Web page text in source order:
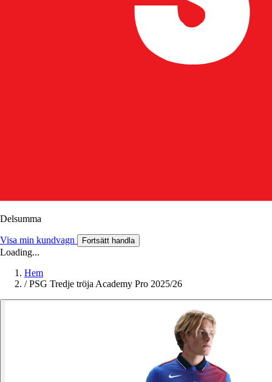
Delsumma
Visa min kundvagn Fortsätt handla
Loading...
Hem
/ PSG Tredje tröja Academy Pro 2025/26